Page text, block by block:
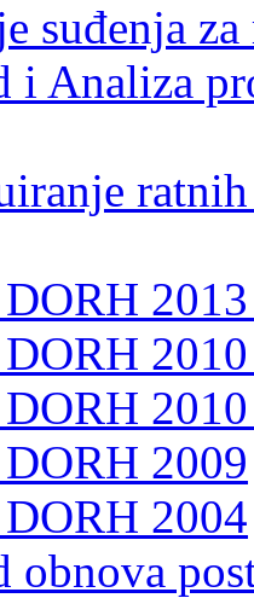
suđenja
i Analiza
2009
2004
obnova